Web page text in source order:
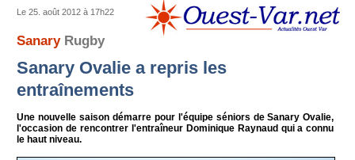
Le 25. août 2012 à 17h22
Sanary Rugby
Sanary Ovalie a repris les
entraînements
Une nouvelle saison démarre pour l'équipe séniors de Sanary Ovalie,
l'occasion de rencontrer l'entraîneur Dominique Raynaud qui a connu
le haut niveau.